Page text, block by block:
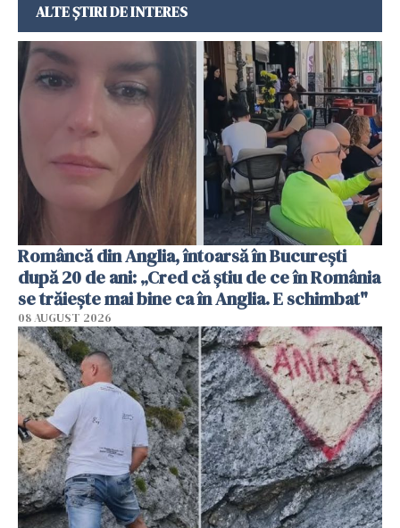
ALTE ȘTIRI DE INTERES
Româncă din Anglia, întoarsă în București
după 20 de ani: „Cred că știu de ce în România
se trăiește mai bine ca în Anglia. E schimbat"
08 AUGUST 2026